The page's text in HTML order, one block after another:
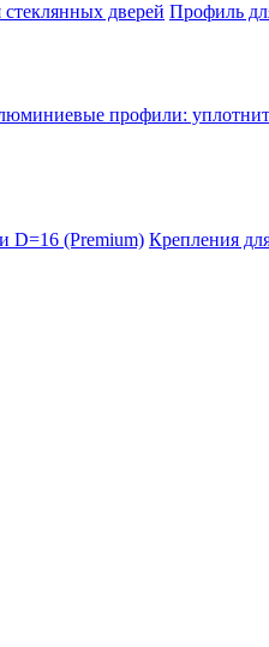
дверей Профиль
профили:
D=16 (Premium) Крепления